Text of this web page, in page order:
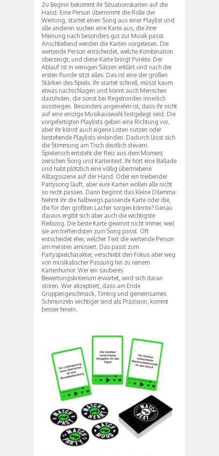
Zu Beginn bekommt ihr Situationskarten auf die
Hand. Eine Person übernimmt die Rolle der
Wertung, startet einen Song aus einer Playlist und
alle anderen suchen eine Karte aus, die ihrer
Meinung nach besonders gut zur Musik passt.
Anschließend werden die Karten vorgelesen. Die
wertende Person entscheidet, welche Kombination
überzeugt, und diese Karte bringt Punkte. Der
Ablauf ist in wenigen Sätzen erklärt und nach der
ersten Runde sitzt alles. Das ist eine der großen
Stärken des Spiels. Ihr startet schnell, müsst kaum
etwas nachschlagen und könnt auch Menschen
dazuholen, die sonst bei Regelrunden innerlich
aussteigen. Besonders angenehm ist, dass ihr nicht
auf eine einzige Musikauswahl festgelegt seid. Die
vorgefertigten Playlists geben eine Richtung vor,
aber ihr könnt auch eigene Listen nutzen oder
bestehende Playlists einbinden. Dadurch lässt sich
die Stimmung am Tisch deutlich steuern.
Spielerisch entsteht der Reiz aus dem Moment
zwischen Song und Kartentext. Ihr hört eine Ballade
und habt plötzlich eine völlig übertriebene
Alltagsszene auf der Hand. Oder ein treibender
Partysong läuft, aber eure Karten wollen alle nicht
so recht passen. Dann beginnt das kleine Dilemma:
Nehmt ihr die halbwegs passende Karte oder die,
die für den größten Lacher sorgen könnte? Genau
daraus ergibt sich aber auch die wichtigste
Reibung. Die beste Karte gewinnt nicht immer, weil
sie am treffendsten zum Song passt. Oft
entscheidet eher, welcher Text die wertende Person
am meisten amüsiert. Das passt zum
Partyspielcharakter, verschiebt den Fokus aber weg
von musikalischer Passung hin zu reinem
Kartenhumor. Wer ein sauberes
Bewertungskriterium erwartet, wird sich daran
stören. Wer akzeptiert, dass am Ende
Gruppengeschmack, Timing und gemeinsames
Schmunzeln wichtiger sind als Präzision, kommt
besser hinein.